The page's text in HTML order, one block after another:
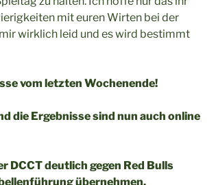
mit euren Wirten bei der
wirklich leid und es wird bestimmt
vom letzten Wochenende!
die Ergebnisse sind nun auch online
DCCT deutlich gegen Red Bulls
übernehmen.